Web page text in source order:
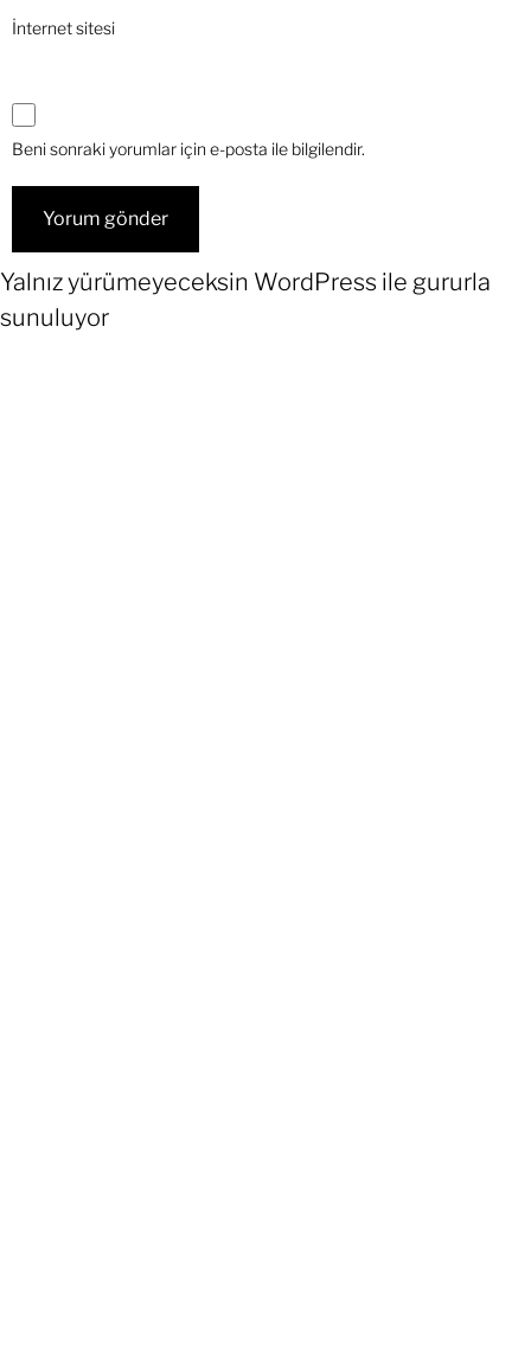
İnternet sitesi
Beni sonraki yorumlar için e-posta ile bilgilendir.
Yalnız yürümeyeceksin WordPress ile gururla
sunuluyor